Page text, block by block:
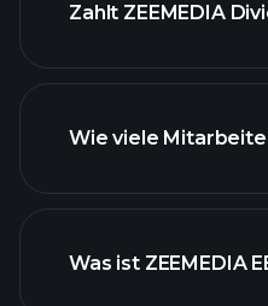
ZEEMEDIA
finanzielle
Zahlt ZEEMEDIA
Wie viele
Was ist ZEEMEDIA